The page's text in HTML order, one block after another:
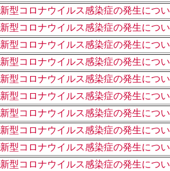
新型コロナウイルス感染症の発生につ
新型コロナウイルス感染症の発生につ
新型コロナウイルス感染症の発生につ
新型コロナウイルス感染症の発生につ
新型コロナウイルス感染症の発生につ
新型コロナウイルス感染症の発生につ
新型コロナウイルス感染症の発生につ
新型コロナウイルス感染症の発生につ
新型コロナウイルス感染症の発生につ
新型コロナウイルス感染症の発生につ